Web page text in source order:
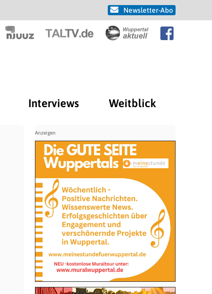
Newsletter-Abo
Interviews Weitblick